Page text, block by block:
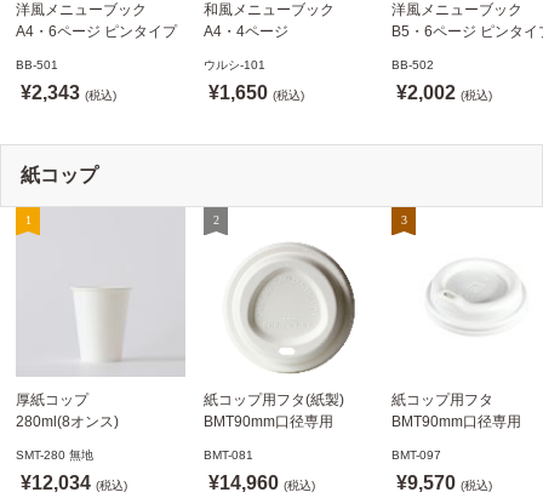
洋風メニューブック
A4・6ページ ピンタイプ
発送可】
BB-501
¥2,343 (税込)
和風メニューブック
A4・4ページ
ウルシ-101 シンビ
(SHIMBI)【当日発送可】
ウルシ-101
¥1,650 (税込)
洋風メニューブック
B5・6ページ ピンタイ
BB-502
¥2,002 (税込)
紙コップ
厚紙コップ
280ml(8オンス)
SMT-280 無地
※沖縄・離島 送料別途
SMT-280 無地
¥12,034 (税込)
紙コップ用フタ(紙製)
BMT90mm口径専用
※適合品番あり ※沖縄・
BMT-081
¥14,960 (税込)
紙コップ用フタ
BMT90mm口径専用
※適合品番あり ※沖縄
BMT-097
¥9,570 (税込)